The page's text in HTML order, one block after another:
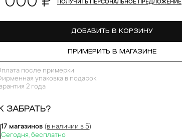
ПОЛУЧИТЬ ПЕРСОНАЛЬНОЕ ПРЕДЛОЖЕНИЕ
ДОБАВИТЬ В КОРЗИНУ
ПРИМЕРИТЬ В МАГАЗИНЕ
после примерки
упаковка в подарок
2 года
ЗАБРАТЬ?
17 магазинов (в наличии в 5)
Сегодня, бесплатно